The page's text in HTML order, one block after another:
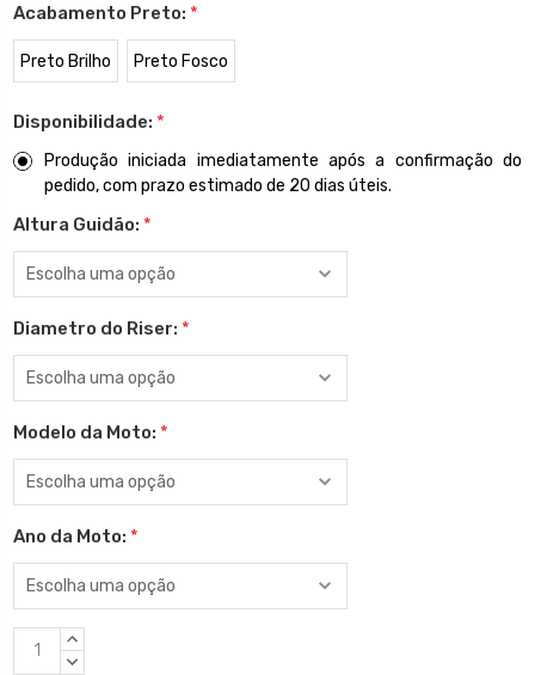
Acabamento Preto: *
Preto Brilho Preto Fosco
Disponibilidade: *
Produção iniciada imediatamente após a confirmação do
pedido, com prazo estimado de 20 dias úteis.
Altura Guidão: *
Diametro do Riser: *
Modelo da Moto: *
Ano da Moto: *
EstoqueQUANTIDADE
CRESCENTE:
QUANTIDADE